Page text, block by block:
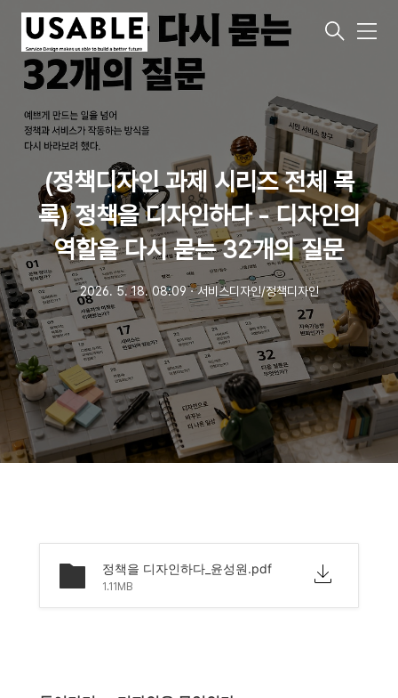
메
(정책디자인 과제 시리즈 전체 목
록) 정책을 디자인하다 - 디자인의
역할을 다시 묻는 32개의 질문
2026. 5. 18. 08:09ㆍ서비스디자인/정책디자인
정책을 디자인하다_윤성원.pdf
1.11MB